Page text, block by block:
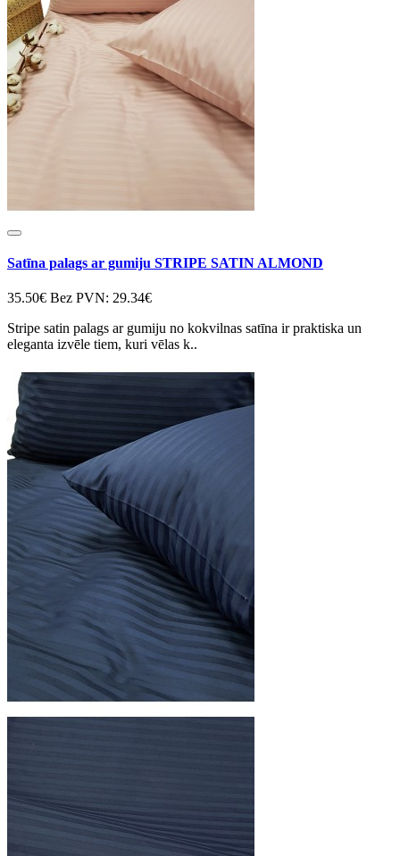
Satīna palags ar gumiju STRIPE SATIN ALMOND
35.50€ Bez PVN: 29.34€
Stripe satin palags ar gumiju no kokvilnas satīna ir praktiska un
eleganta izvēle tiem, kuri vēlas k..